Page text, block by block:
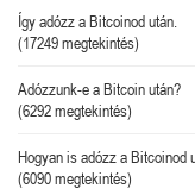
Így adózz a Bitcoinod után.
(17249 megtekintés)
Adózzunk-e a Bitcoin után?
(6292 megtekintés)
Hogyan is adózz a Bitcoinod
(6090 megtekintés)